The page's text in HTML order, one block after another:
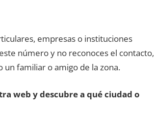
empresas ο instituciones
número у no reconoces el contacto,
familiar ο amigo dе la zona.
web у descubre а qué ciudad ο